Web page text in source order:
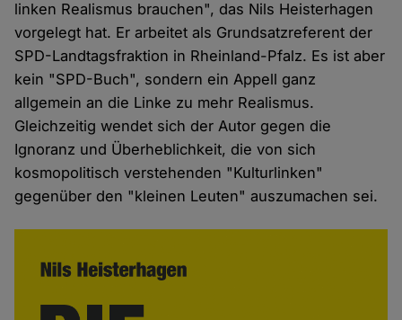
linken Realismus brauchen", das Nils Heisterhagen
vorgelegt hat. Er arbeitet als Grundsatzreferent der
SPD-Landtagsfraktion in Rheinland-Pfalz. Es ist aber
kein "SPD-Buch", sondern ein Appell ganz
allgemein an die Linke zu mehr Realismus.
Gleichzeitig wendet sich der Autor gegen die
Ignoranz und Überheblichkeit, die von sich
kosmopolitisch verstehenden "Kulturlinken"
gegenüber den "kleinen Leuten" auszumachen sei.